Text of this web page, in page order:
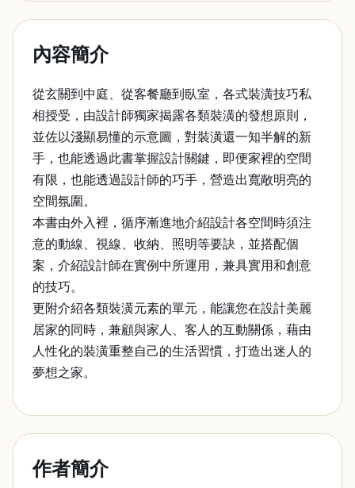
內容簡介
從玄關到中庭、從客餐廳到臥室，各式裝潢技巧私
相授受，由設計師獨家揭露各類裝潢的發想原則，
並佐以淺顯易懂的示意圖，對裝潢還一知半解的新
手，也能透過此書掌握設計關鍵，即便家裡的空間
有限，也能透過設計師的巧手，營造出寬敞明亮的
空間氛圍。
本書由外入裡，循序漸進地介紹設計各空間時須注
意的動線、視線、收納、照明等要訣，並搭配個
案，介紹設計師在實例中所運用，兼具實用和創意
的技巧。
更附介紹各類裝潢元素的單元，能讓您在設計美麗
居家的同時，兼顧與家人、客人的互動關係，藉由
人性化的裝潢重整自己的生活習慣，打造出迷人的
夢想之家。
作者簡介